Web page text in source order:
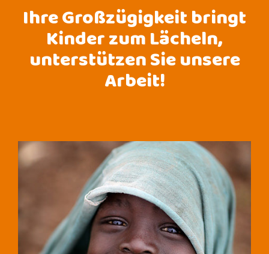
Ihre Großzügigkeit bringt
Kinder zum Lächeln,
unterstützen Sie unsere
Arbeit!